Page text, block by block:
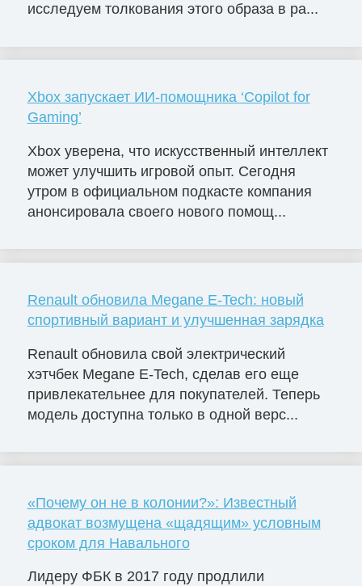
исследуем толкования этого образа в ра...
Xbox запускает ИИ-помощника ‘Copilot for
Gaming’
Xbox уверена, что искусственный интеллект
может улучшить игровой опыт. Сегодня
утром в официальном подкасте компания
анонсировала своего нового помощ...
Renault обновила Megane E-Tech: новый
спортивный вариант и улучшенная зарядка
Renault обновила свой электрический
хэтчбек Megane E-Tech, сделав его еще
привлекательнее для покупателей. Теперь
модель доступна только в одной верс...
«Почему он не в колонии?»: Известный
адвокат возмущена «щадящим» условным
сроком для Навального
Лидеру ФБК в 2017 году продлили